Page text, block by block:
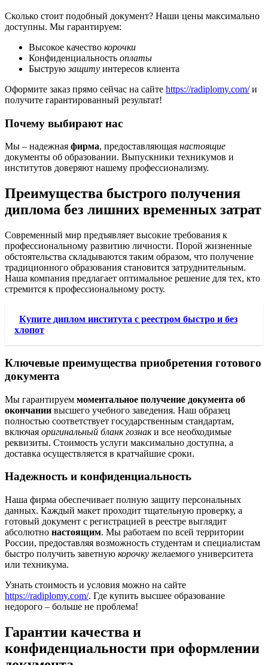
Сколько стоит подобный документ? Наши цены максимально
доступны. Мы гарантируем:
Высокое качество корочки
Конфиденциальность оплаты
Быструюзащиту интересов клиента
Оформите заказ прямо сейчас на сайте https://radiplomy.com/и
получите гарантированный результат!
Почему выбирают нас
Мы – надежная фирма, предоставляющая настоящие
документы об образовании. Выпускники техникумов и
институтов доверяют нашему профессионализму.
Преимущества быстрого получения
диплома без лишних временных затрат
Современный мир предъявляет высокие требования к
профессиональному развитию личности. Порой жизненные
обстоятельства складываются таким образом, что получение
традиционного образования становится затруднительным.
Наша компания предлагает оптимальное решение для тех, кто
стремится к профессиональному росту.
Купите диплом института с реестром быстро и без
хлопот
Ключевые преимущества приобретения готового
документа
Мы гарантируем моментальное получение документа об
окончании высшего учебного заведения. Наш образец
полностью соответствует государственным стандартам,
включая оригинальный бланк гознаки все необходимые
реквизиты. Стоимость услуги максимально доступна, а
доставка осуществляется в кратчайшие сроки.
Надежность и конфиденциальность
Наша фирма обеспечивает полную защиту персональных
данных. Каждый макет проходит тщательную проверку, а
готовый документ с регистрацией в реестре выглядит
абсолютно настоящим. Мы работаем по всей территории
России, предоставляя возможность студентам и специалистам
быстро получить заветную корочку желаемого университета
или техникума.
Узнать стоимость и условия можно на сайте
https://radiplomy.com/. Где купить высшее образование
недорого – больше не проблема!
Гарантии качества и
конфиденциальности при оформлении